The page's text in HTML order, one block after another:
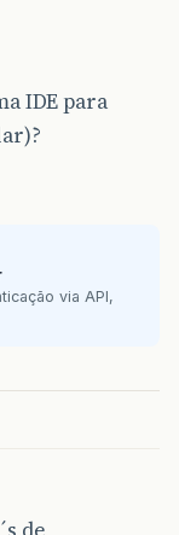
IDE para
via API,